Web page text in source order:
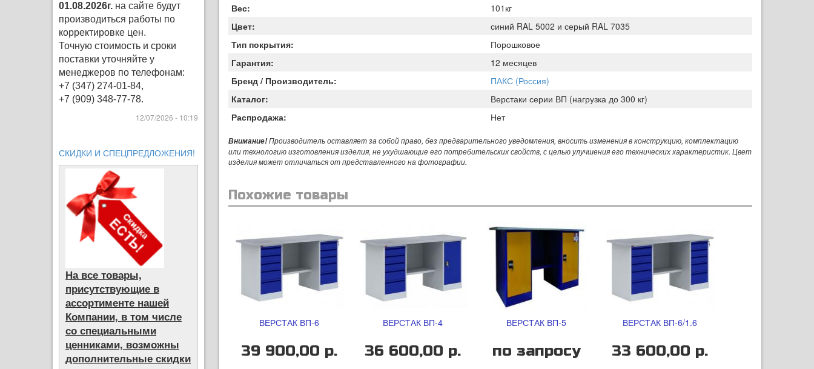
01.08.2026г. на сайте будут
производиться работы по
корректировке цен.
Точную стоимость и сроки
поставки уточняйте у
менеджеров по телефонам:
+7 (347) 274-01-84,
+7 (909) 348-77-78.
12/07/2026 - 10:19
СКИДКИ И СПЕЦПРЕДЛОЖЕНИЯ!
На все товары,
присутствующие в
ассортименте нашей
Компании, в том числе
со специальными
ценниками, возможны
дополнительные скидки
Вес:
101кг
Цвет:
синий RAL 5002 и серый RAL 7035
Тип покрытия:
Порошковое
Гарантия:
12 месяцев
Бренд / Производитель:
ПАКС (Россия)
Каталог:
Верстаки серии ВП (нагрузка до 300 кг)
Распродажа:
Нет
Внимание!Производитель оставляет за собой право, без предварительного уведомления, вносить изменения в конструкцию, комплектацию
или технологию изготовления изделия, не ухудшающие его потребительских свойств, с целью улучшения его технических характеристик. Цвет
изделия может отличаться от представленного на фотографии.
Похожие товары
ВЕРСТАК ВП-6
39 900,00 р.
ВЕРСТАК ВП-4
36 600,00 р.
ВЕРСТАК ВП-5
по запросу
ВЕРСТАК ВП-6/1.6
33 600,00 р.